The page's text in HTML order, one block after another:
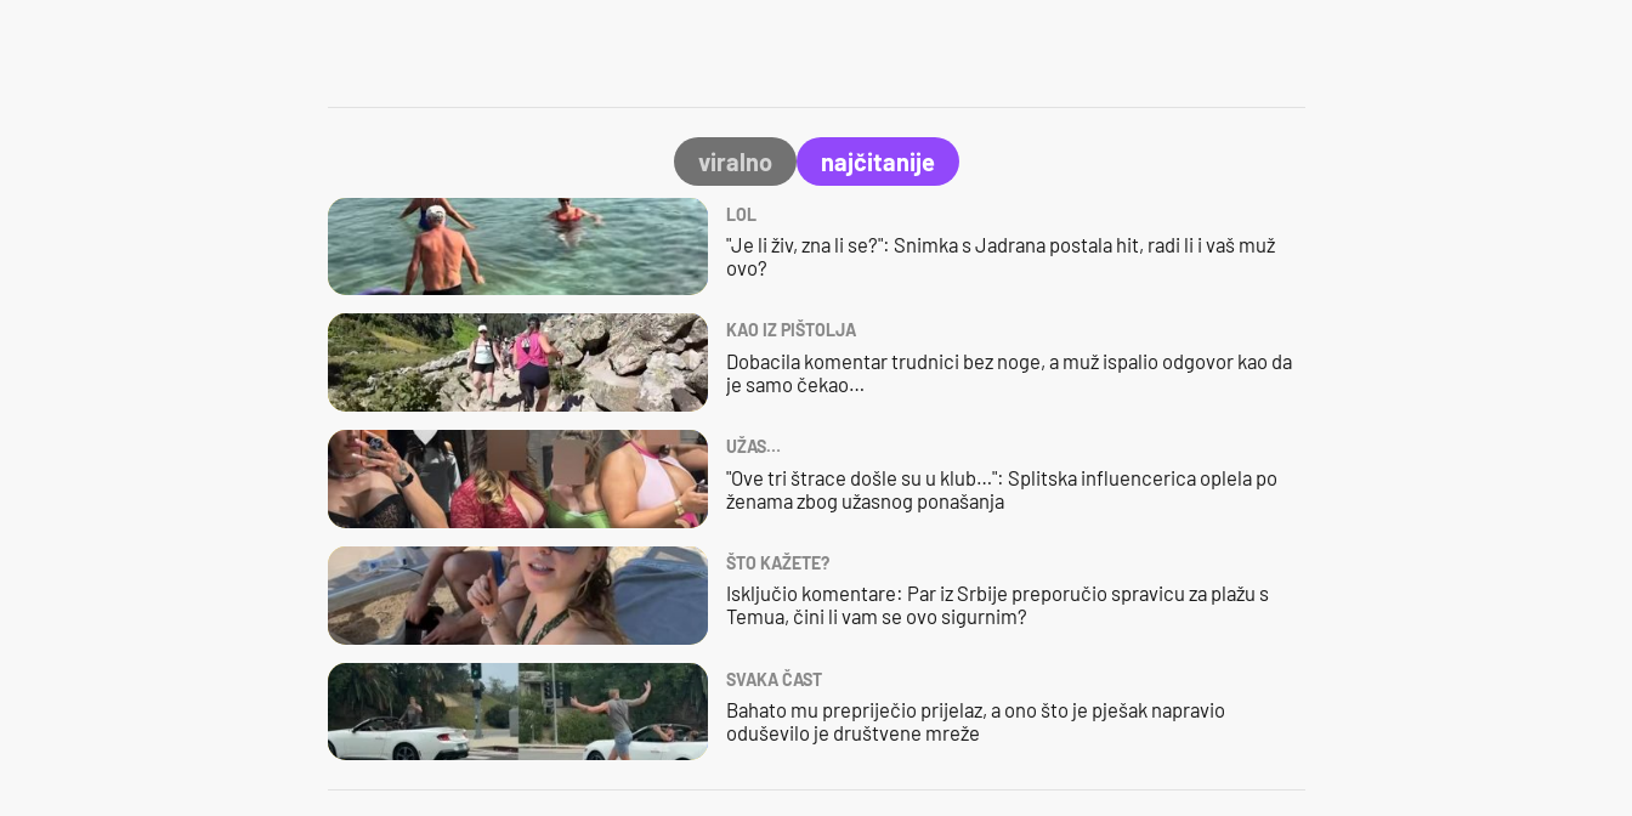
viralno najčitanije
LOL
"Je li živ, zna li se?": Snimka s Jadrana postala hit, radi li i vaš muž
ovo?
KAO IZ PIŠTOLJA
Dobacila komentar trudnici bez noge, a muž ispalio odgovor kao da
je samo čekao…
UŽAS…
"Ove tri štrace došle su u klub…": Splitska influencerica oplela po
ženama zbog užasnog ponašanja
ŠTO KAŽETE?
Isključio komentare: Par iz Srbije preporučio spravicu za plažu s
Temua, čini li vam se ovo sigurnim?
SVAKA ČAST
Bahato mu prepriječio prijelaz, a ono što je pješak napravio
oduševilo je društvene mreže